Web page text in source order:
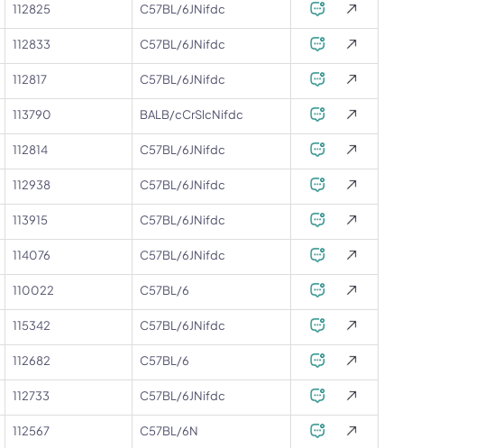
112825 C57BL/6JNifdc
112833 C57BL/6JNifdc
112817 C57BL/6JNifdc
113790 BALB/cCrSlcNifdc
112814 C57BL/6JNifdc
112938 C57BL/6JNifdc
113915 C57BL/6JNifdc
114076 C57BL/6JNifdc
110022 C57BL/6
115342 C57BL/6JNifdc
112682 C57BL/6
112733 C57BL/6JNifdc
112567 C57BL/6N